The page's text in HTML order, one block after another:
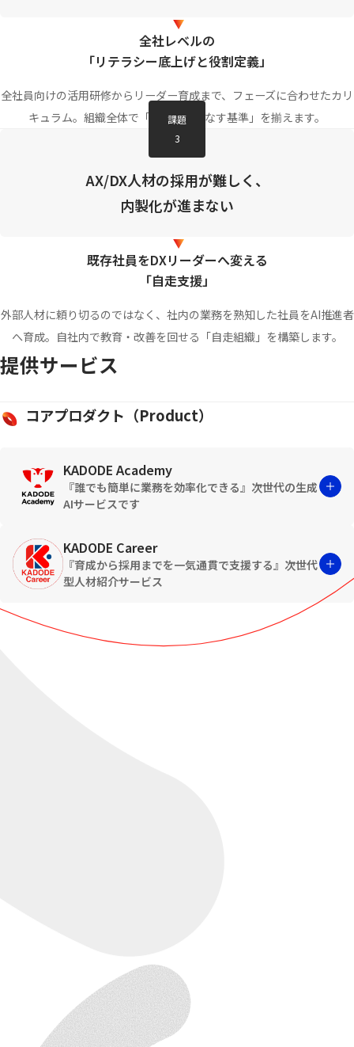
全社レベルの
「リテラシー底上げと役割定義」
全社員向けの活用研修からリーダー育成まで、フェーズに合わせたカリ
キュラム。組織全体で「AIを使いこなす基準」を揃えます。
課題
3
AX/DX人材の採用が難しく、
内製化が進まない
既存社員をDXリーダーへ変える
「自走支援」
外部人材に頼り切るのではなく、社内の業務を熟知した社員をAI推進者
へ育成。自社内で教育・改善を回せる「自走組織」を構築します。
提供サービス
コアプロダクト（Product）
KADODE Academy
『誰でも簡単に業務を効率化できる』次世代の生成
AIサービスです
“学ぶだけで終わらない”伴走型育成が強みのKADODE Academy。
ITスキルとビジネススキルを実務と連動させながら習得し、企業
の生産性向上と個人のキャリアアップを同時に実現します。
【特徴】
実務直結型カリキュラム（AI／Salesforceほか）
KADODE Career
『育成から採用までを一気通貫で支援する』次世代
型人材紹介サービス
KADODE Academyと連動した人材データベースを強みに、
スキルと実務経験を可視化した“即戦力人材”をご紹介。企業と個